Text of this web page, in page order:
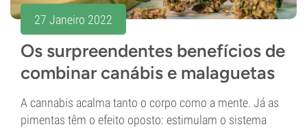
27 Janeiro 2022
Os surpreendentes benefícios de
combinar canábis e malaguetas
A cannabis acalma tanto o corpo como a mente. Já as
pimentas têm o efeito oposto: estimulam o sistema